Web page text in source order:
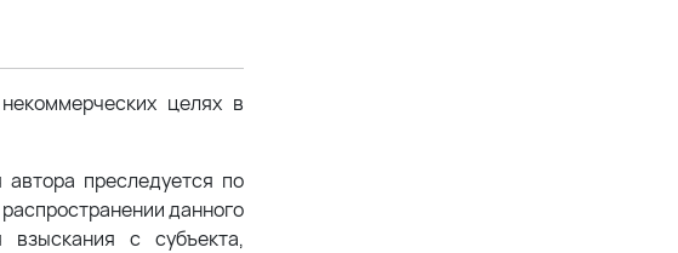
целях в
преследуется по
данного
с субъекта,